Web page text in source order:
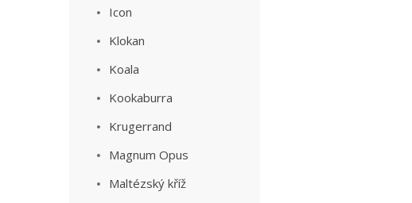
Icon
Klokan
Koala
Kookaburra
Krugerrand
Magnum Opus
Maltézský kříž